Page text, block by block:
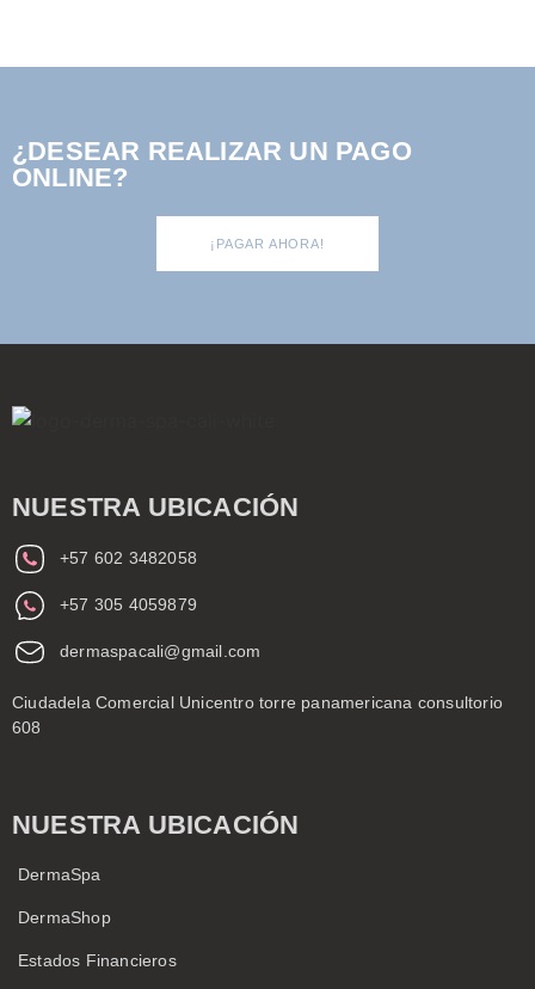
¿DESEAR REALIZAR UN PAGO
ONLINE?
¡PAGAR AHORA!
NUESTRA UBICACIÓN
+57 602 3482058
+57 305 4059879
dermaspacali@gmail.com
Ciudadela Comercial Unicentro torre panamericana consultorio
608
NUESTRA UBICACIÓN
DermaSpa
DermaShop
Estados Financieros